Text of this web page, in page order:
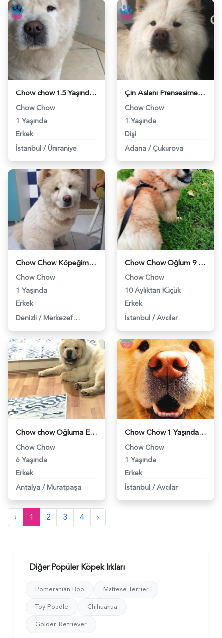
Chow chow 1.5 Yaşında Oğlum Eş Arıyor - 118964677
Chow Chow
1 Yaşında
Erkek
İstanbul / Ümraniye
Çin Aslanı Prensesime Eş Arıyorum - 118964317
Chow Chow
1 Yaşında
Dişi
Adana / Çukurova
Chow Chow Köpeğime Eş Arıyorum - 118961247
Chow Chow
1 Yaşında
Erkek
Denizli / Merkezefendi
Chow Chow Oğlum 9 Aylık Kızgınlıkta - 118961675
Chow Chow
10 Aylıktan Küçük
Erkek
İstanbul / Avcılar
Chow chow Oğluma Eş Arıyorum - 84
Chow Chow
6 Yaşında
Erkek
Antalya / Muratpaşa
Chow Chow 1 Yaşında Köpeğime Eş Arıyorum - 478
Chow Chow
1 Yaşında
Erkek
İstanbul / Avcılar
‹ 1 2 3 4 ›
Diğer Popüler Köpek Irkları
Pomeranian Boo
Maltese Terrier
Toy Poodle
Chihuahua
Golden Retriever